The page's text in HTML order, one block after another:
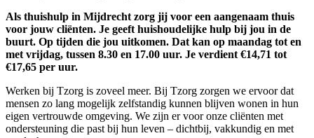
Als thuishulp in Mijdrecht zorg jij voor een aangenaam thuis
voor jouw cliënten. Je geeft huishoudelijke hulp bij jou in de
buurt. Op tijden die jou uitkomen. Dat kan op maandag tot en
met vrijdag, tussen 8.30 en 17.00 uur. Je verdient €14,71 tot
€17,65 per uur.
Werken bij Tzorg is zoveel meer. Bij Tzorg zorgen we ervoor dat
mensen zo lang mogelijk zelfstandig kunnen blijven wonen in hun
eigen vertrouwde omgeving. We zijn er voor onze cliënten met
ondersteuning die past bij hun leven – dichtbij, vakkundig en met